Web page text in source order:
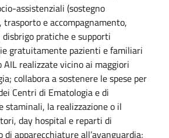
assistenziali (sostegno
trasporto e accompagnamento,
pratiche e supporti
gratuitamente pazienti e familiari
AIL realizzate vicino ai maggiori
collabora a sostenere le spese per
Centri di Ematologia e di
staminali, la realizzazione o il
day hospital e reparti di
di apparecchiature all’avanguardia;